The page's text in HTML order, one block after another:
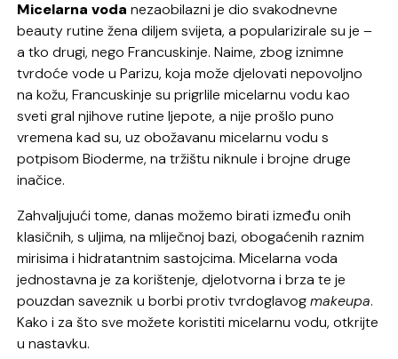
Micelarna voda nezaobilazni je dio svakodnevne
beauty rutine žena diljem svijeta, a popularizirale su je –
a tko drugi, nego Francuskinje. Naime, zbog iznimne
tvrdoće vode u Parizu, koja može djelovati nepovoljno
na kožu, Francuskinje su prigrlile micelarnu vodu kao
sveti gral njihove rutine ljepote, a nije prošlo puno
vremena kad su, uz obožavanu micelarnu vodu s
potpisom Bioderme, na tržištu niknule i brojne druge
inačice.
Zahvaljujući tome, danas možemo birati između onih
klasičnih, s uljima, na mliječnoj bazi, obogaćenih raznim
mirisima i hidratantnim sastojcima. Micelarna voda
jednostavna je za korištenje, djelotvorna i brza te je
pouzdan saveznik u borbi protiv tvrdoglavogmakeupa.
Kako i za što sve možete koristiti micelarnu vodu, otkrijte
u nastavku.